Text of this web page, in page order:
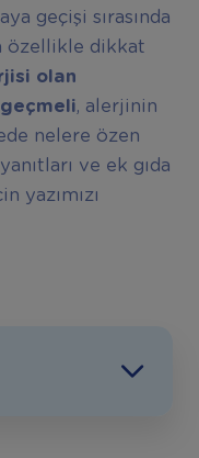
geçişi sırasında
özellikle dikkat
olan
, alerjinin
nelere özen
ve ek gıda
yazımızı